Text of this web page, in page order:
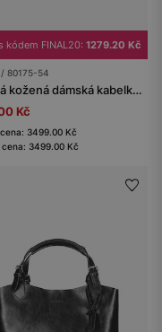
kódem FINAL20: 1279.20 Kč
80175-54
Béžová kožená dámská kabelka typu shopper
Kč
3499.00 Kč
cena: 3499.00 Kč